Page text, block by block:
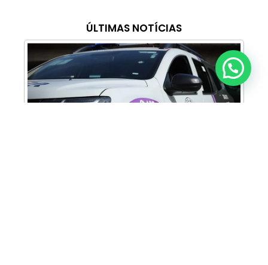
ÚLTIMAS NOTÍCIAS
Anunciar ou recomendar matéria